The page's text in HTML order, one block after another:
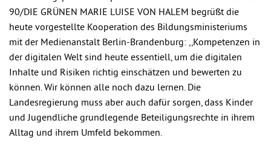
90/DIE GRÜNEN MARIE LUISE VON HALEM begrüßt die
heute vorgestellte Kooperation des Bildungsministeriums
mit der Medienanstalt Berlin-Brandenburg: ,,Kompetenzen in
der digitalen Welt sind heute essentiell, um die digitalen
Inhalte und Risiken richtig einschätzen und bewerten zu
können. Wir können alle noch dazu lernen. Die
Landesregierung muss aber auch dafür sorgen, dass Kinder
und Jugendliche grundlegende Beteiligungsrechte in ihrem
Alltag und ihrem Umfeld bekommen.